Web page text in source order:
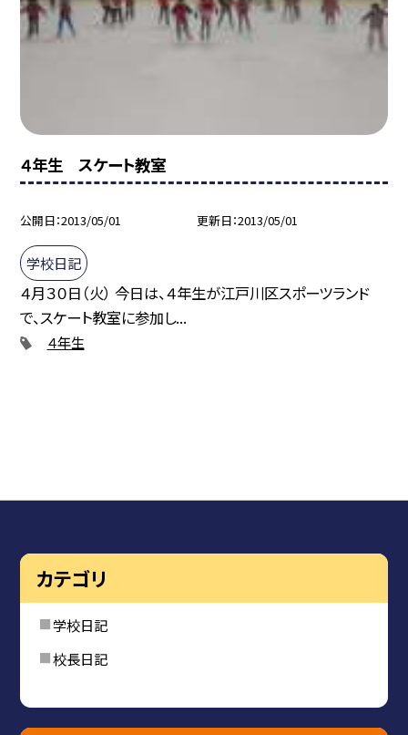
４年生 スケート教室
公開日 2013/05/01 更新日 2013/05/01
学校日記
４月３０日（火） 今日は、４年生が江戸川区スポーツランド
で、スケート教室に参加し...
４年生
カテゴリ
学校日記
校長日記